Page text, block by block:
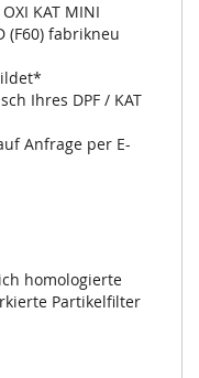
KAT MINI
(F60) fabrikneu
Ihres DPF / KAT
Anfrage per E-
homologierte
Partikelfilter